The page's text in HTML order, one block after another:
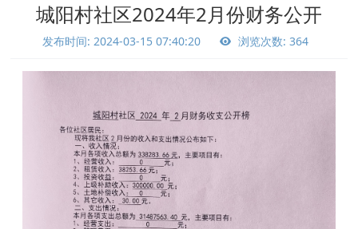
城阳村社区2024年2月份财务公开
发布时间: 2024-03-15 07:40:20 浏览次数: 364